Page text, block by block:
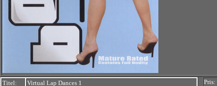
Titel:
Virtual Lap Dances 1